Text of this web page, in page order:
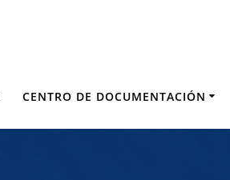
CENTRO DE DOCUMENTACIÓN